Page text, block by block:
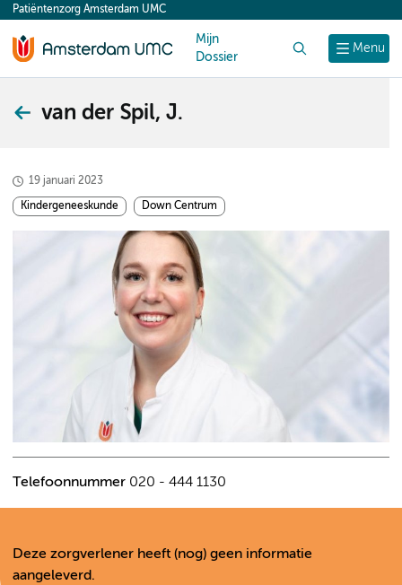
content
Menu
Patiëntenzorg Amsterdam UMC
Mijn
Dossier
van der Spil, J.
19 januari 2023
Kindergeneeskunde Down Centrum
Telefoonnummer 020 - 444 1130
Deze zorgverlener heeft (nog) geen informatie
aangeleverd.